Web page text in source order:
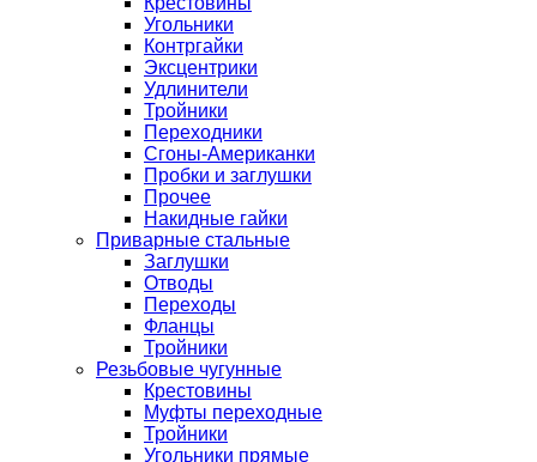
Угольники
Контргайки
Эксцентрики
Удлинители
Тройники
Переходники
Сгоны-Американки
Пробки и заглушки
Прочее
Накидные гайки
Приварные стальные
Заглушки
Отводы
Переходы
Фланцы
Тройники
Резьбовые чугунные
Крестовины
Муфты переходные
Тройники
Угольники прямые